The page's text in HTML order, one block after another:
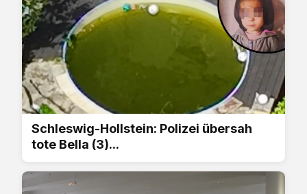
Schleswig-Hollstein: Polizei übersah
tote Bella (3)...